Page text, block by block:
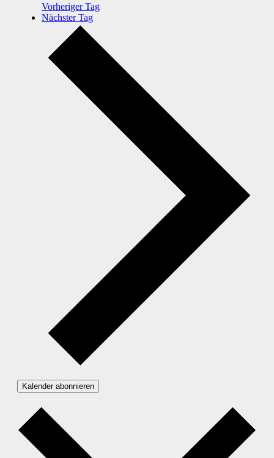
Vorheriger Tag
Nächster Tag
Kalender abonnieren